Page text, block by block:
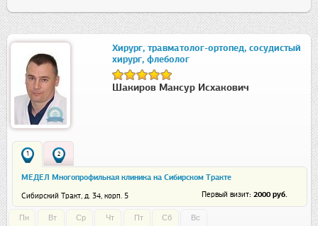
Хирург, травматолог-ортопед, сосудистый
хирург, флеболог
Шакиров Мансур Исхакович
1 2
МЕДЕЛ Многопрофильная клиника на Сибирском Тракте
Сибирский Тракт, д. 34, корп. 5 Первый визит: 2000 руб.
Пн
Вт
Ср
Чт
Пт
Сб
Вс